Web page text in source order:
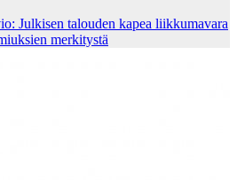
Julkisen talouden kapea liikkumavara
merkitystä